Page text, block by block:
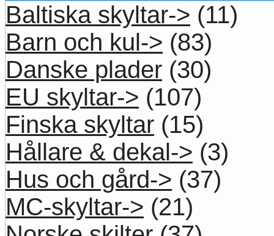
Baltiska skyltar-> (11)
Barn och kul-> (83)
Danske plader (30)
EU skyltar-> (107)
Finska skyltar (15)
Hållare & dekal-> (3)
Hus och gård-> (37)
MC-skyltar-> (21)